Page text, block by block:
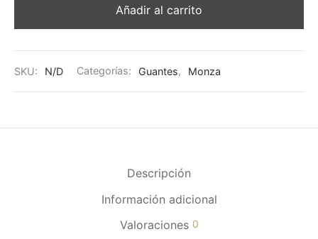
Añadir al carrito
SKU: N/D Categorías: Guantes, Monza
Descripción
Información adicional
Valoraciones 0